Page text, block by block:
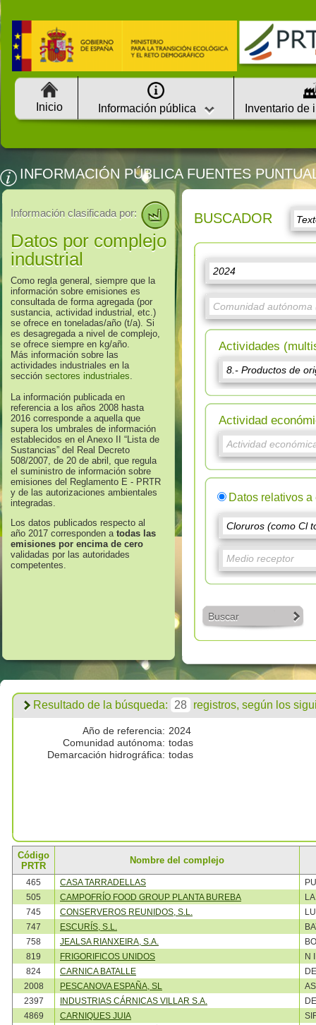
Inicio Información pública Inventario de
INFORMACIÓN PÚBLICA FUENTES
Información clasificada por:
Datos por complejo
industrial
Como regla general, siempre que la
información sobre emisiones es
consultada de forma agregada (por
sustancia, actividad industrial, etc.)
se ofrece en toneladas/año (t/a). Si
es desagregada a nivel de complejo,
se ofrece siempre en kg/año.
Más información sobre las
actividades industriales en la
sección sectores industriales.
La información publicada en
referencia a los años 2008 hasta
2016 corresponde a aquella que
supera los umbrales de información
establecidos en el Anexo II “Lista de
Sustancias” del Real Decreto
508/2007, de 20 de abril, que regula
el suministro de información sobre
emisiones del Reglamento E - PRTR
y de las autorizaciones ambientales
integradas.
Los datos publicados respecto al
año 2017 corresponden atodas las
emisiones por encima de cero
validadas por las autoridades
competentes.
BUSCADOR
Actividades
Actividad
Datos relativos
Buscar
Resultado de la búsqueda: 28 registros, según los
Año de referencia: 2024
Comunidad autónoma: todas
Demarcación hidrográfica: todas
Código
PRTR
Nombre del complejo
465 CASA TARRADELLAS
505
CAMPOFRÍO FOOD GROUP PLANTA BUREBA
745
CONSERVEROS REUNIDOS, S.L.
747
ESCURÍS, S.L.
758
JEALSA RIANXEIRA, S.A.
819
FRIGORIFICOS UNIDOS
N
824
CARNICA BATALLE
2008
PESCANOVA ESPAÑA, SL
2397
INDUSTRIAS CÁRNICAS VILLAR S.A.
4869
CARNIQUES JUIA